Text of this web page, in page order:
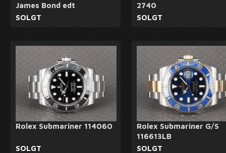
James Bond edt
SOLGT
2740
SOLGT
Rolex Submariner 114060
SOLGT
Rolex Submariner G/S
116613LB
SOLGT